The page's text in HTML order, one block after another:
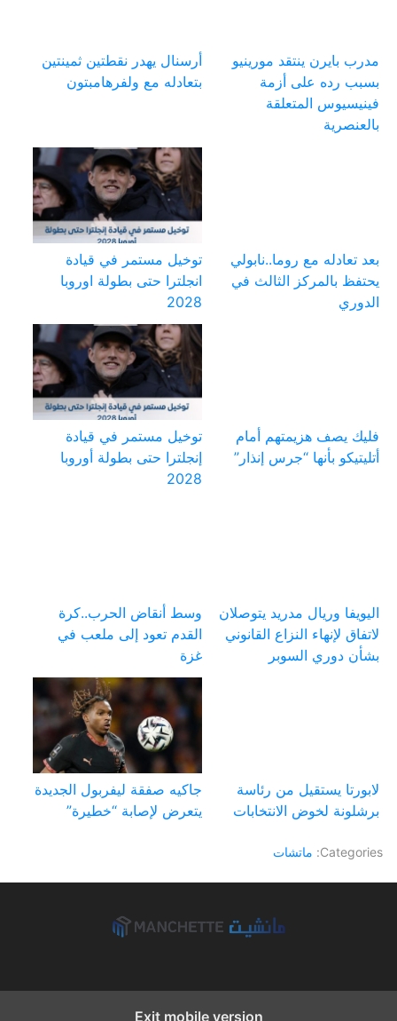
مدرب بايرن ينتقد مورينيو
بسبب رده على أزمة
فينيسيوس المتعلقة
بالعنصرية
أرسنال يهدر نقطتين ثمينتين
بتعادله مع ولفرهامبتون
بعد تعادله مع روما..نابولي
يحتفظ بالمركز الثالث في
الدوري
توخيل مستمر في قيادة
انجلترا حتى بطولة اوروبا
2028
فليك يصف هزيمتهم أمام
أتليتيكو بأنها “جرس إنذار”
توخيل مستمر في قيادة
إنجلترا حتى بطولة أوروبا
2028
اليويفا وريال مدريد يتوصلان
لاتفاق لإنهاء النزاع القانوني
بشأن دوري السوبر
وسط أنقاض الحرب..كرة
القدم تعود إلى ملعب في
غزة
لابورتا يستقيل من رئاسة
برشلونة لخوض الانتخابات
جاكيه صفقة ليفربول الجديدة
يتعرض لإصابة “خطيرة”
Categories: ماتشات
Exit mobile version